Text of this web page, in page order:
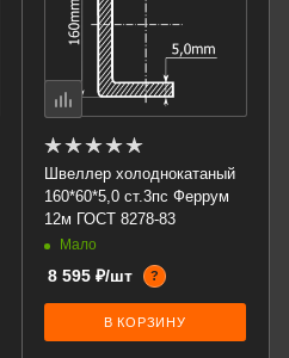
Швеллер холоднокатаный
160*60*5,0 ст.3пс Феррум
12м ГОСТ 8278-83
Мало
8 595 ₽/шт ?
В КОРЗИНУ